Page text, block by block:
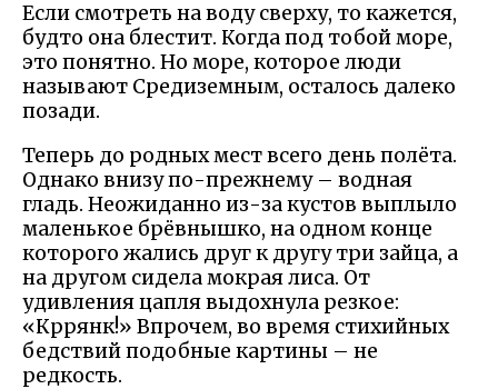
Если смотреть на воду сверху, то кажется,
будто она блестит. Когда под тобой море,
это понятно. Но море, которое люди
называют Средиземным, осталось далеко
позади.
Теперь до родных мест всего день полёта.
Однако внизу по-прежнему – водная
гладь. Неожиданно из-за кустов выплыло
маленькое брёвнышко, на одном конце
которого жались друг к другу три зайца, а
на другом сидела мокрая лиса. От
удивления цапля выдохнула резкое:
«Кррянк!» Впрочем, во время стихийных
бедствий подобные картины – не
редкость.